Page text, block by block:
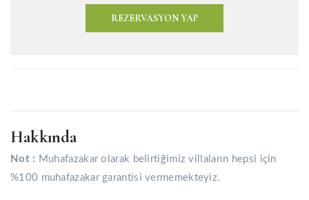
REZERVASYON YAP
Hakkında
Not : Muhafazakar olarak belirtiğimiz villaların hepsi için
%100 muhafazakar garantisi vermemekteyiz.